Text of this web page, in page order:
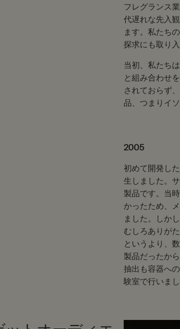
フレグランス
代遅れな先入
ます。私たち
探求にも取り
当初、私たち
と組み合わせ
されておらず
品、つまりイ
2005
初めて開発し
生しました。
製品です。当
かったため、
ました。しか
むしろありが
というより、
製品だったか
抽出も容器へ
験室で行いまし